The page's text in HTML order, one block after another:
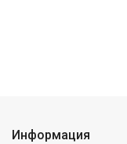
Информация